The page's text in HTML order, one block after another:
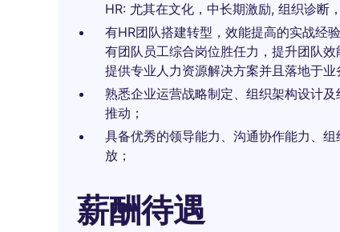
HR: 尤其在文化，中长期激励, 组织诊断
有HR团队搭建转型，效能提高的实战经
有团队员工综合岗位胜任力，提升团队
提供专业人力资源解决方案并且落地于业
熟悉企业运营战略制定、组织架构设计
推动；
具备优秀的领导能力、沟通协作能力、
放；
薪酬待遇